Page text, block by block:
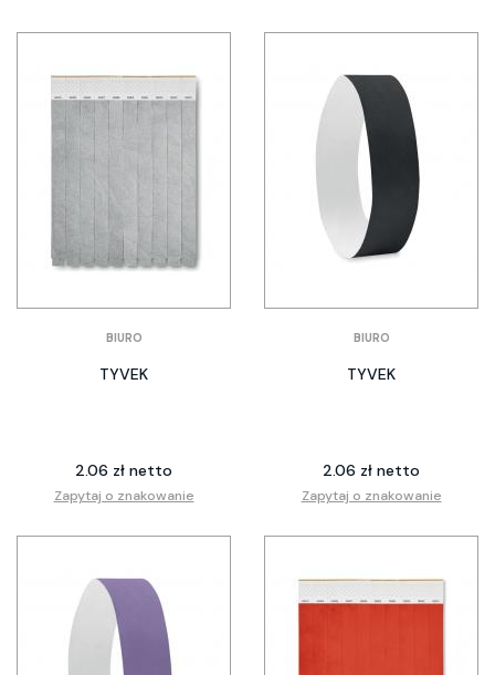
BIURO
TYVEK
2.06 zł netto
Zapytaj o znakowanie
BIURO
TYVEK
2.06 zł netto
Zapytaj o znakowanie